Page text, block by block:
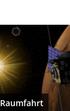
Raumfahrt